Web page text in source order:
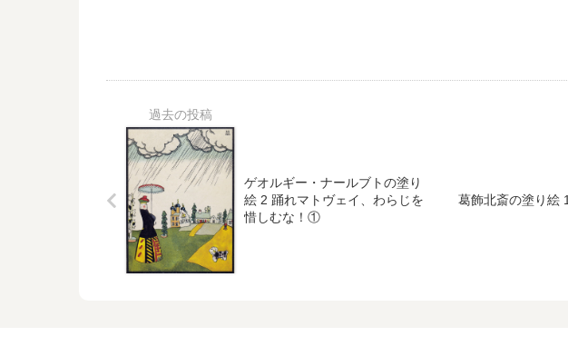
ゲオルギー・ナールブトの塗り
絵 2 踊れマトヴェイ、わらじを
惜しむな！①
葛飾北斎の塗り絵